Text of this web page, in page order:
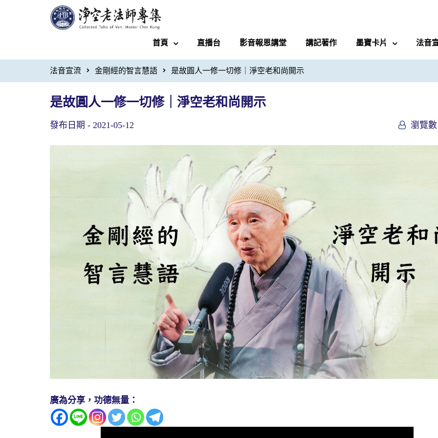
首頁 直播台 影音報恩講堂 講記著作 墨寶卡片 法音
法音宣流 金剛經的智言慧語 是故圓人一修一切修｜淨空老和尚開示
是故圓人一修一切修｜淨空老和尚開示
發布日期 - 2021-05-12 瀏覽數
廣為分享，功德無量：